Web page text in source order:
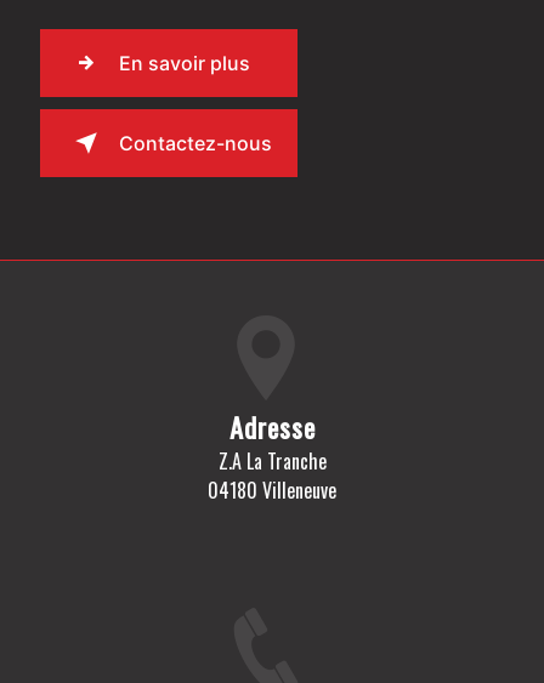
En savoir plus
Contactez-nous
Adresse
Z.A La Tranche
04180 Villeneuve